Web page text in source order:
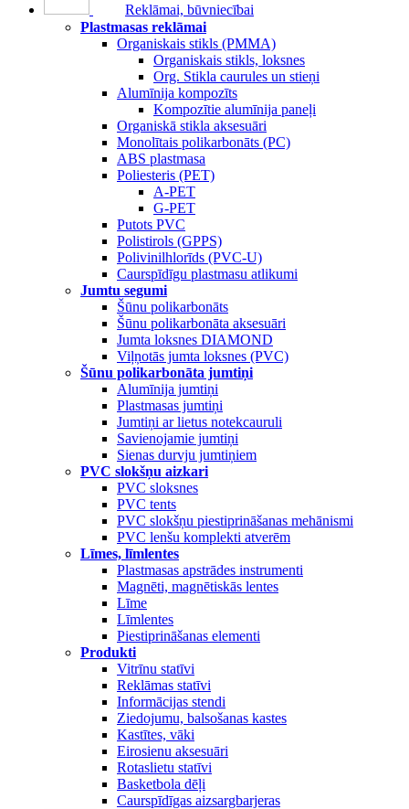
Reklāmai, būvniecībai
Plastmasas reklāmai
Organiskais stikls (PMMA)
Organiskais stikls, loksnes
Org. Stikla caurules un stieņi
Alumīnija kompozīts
Kompozītie alumīnija paneļi
Organiskā stikla aksesuāri
Monolītais polikarbonāts (PC)
ABS plastmasa
Poliesteris (PET)
A-PET
G-PET
Putots PVC
Polistirols (GPPS)
Polivinilhlorīds (PVC-U)
Caurspīdīgu plastmasu atlikumi
Jumtu segumi
Šūnu polikarbonāts
Šūnu polikarbonāta aksesuāri
Jumta loksnes DIAMOND
Viļņotās jumta loksnes (PVC)
Šūnu polikarbonāta jumtiņi
Alumīnija jumtiņi
Plastmasas jumtiņi
Jumtiņi ar lietus notekcauruli
Savienojamie jumtiņi
Sienas durvju jumtiņiem
PVC slokšņu aizkari
PVC sloksnes
PVC tents
PVC slokšņu piestiprināšanas mehānismi
PVC lenšu komplekti atverēm
Līmes, līmlentes
Plastmasas apstrādes instrumenti
Magnēti, magnētiskās lentes
Līme
Līmlentes
Piestiprināšanas elementi
Produkti
Vitrīnu statīvi
Reklāmas statīvi
Informācijas stendi
Ziedojumu, balsošanas kastes
Kastītes, vāki
Eirosienu aksesuāri
Rotaslietu statīvi
Basketbola dēļi
Caurspīdīgas aizsargbarjeras